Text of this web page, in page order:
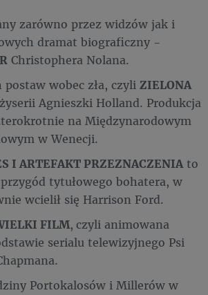
zarówno przez widzów jak i
dramat biograficzny -
Christophera Nolana.
wobec zła, czyli ZIELONA
Agnieszki Holland. Produkcja
na Międzynarodowym
w Wenecji.
I ARTEFAKT PRZEZNACZENIA to
tytułowego bohatera, w
wcielił się Harrison Ford.
FILM, czyli animowana
serialu telewizyjnego Psi
Portokalosów i Millerów w